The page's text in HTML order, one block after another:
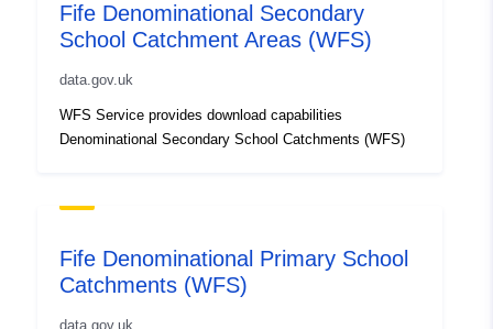
Fife Denominational Secondary
School Catchment Areas (WFS)
data.gov.uk
WFS Service provides download capabilities
Denominational Secondary School Catchments (WFS)
Fife Denominational Primary School
Catchments (WFS)
data.gov.uk